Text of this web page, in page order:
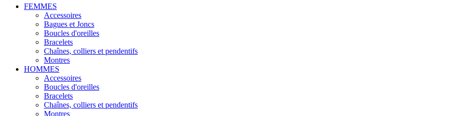
FEMMES
Accessoires
Bagues et Joncs
Boucles d'oreilles
Bracelets
Chaînes, colliers et pendentifs
Montres
HOMMES
Accessoires
Boucles d'oreilles
Bracelets
Chaînes, colliers et pendentifs
Montres